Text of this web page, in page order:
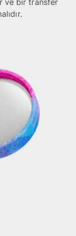
ve bir transfer